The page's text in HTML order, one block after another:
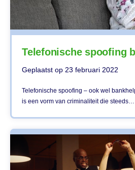
Telefonische spoofing
Geplaatst op 23 februari 2022
Telefonische spoofing – ook wel
is een vorm van criminaliteit die steeds…